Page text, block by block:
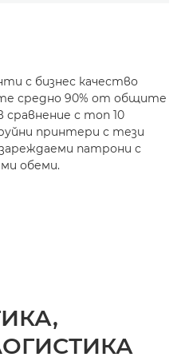
с бизнес качество
средно 90% от общите
сравнение с топ 10
принтери с тези
патрони с
обеми.